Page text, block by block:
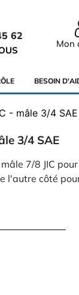
62
Mon
BESOIN
- mâle 3/4 SAE
3/4 SAE
7/8 JIC
l'autre côté